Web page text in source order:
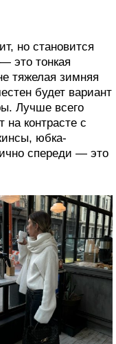
но становится
это тонкая
тяжелая зимняя
будет вариант
Лучше всего
контрасте с
юбка-
спереди — это